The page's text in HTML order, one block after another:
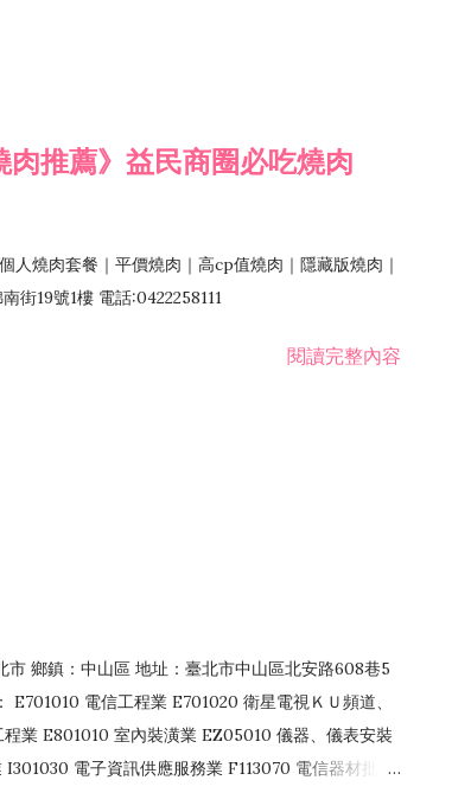
肉推薦》益民商圈必吃燒肉
人燒肉套餐｜平價燒肉｜高cp值燒肉｜隱藏版燒肉｜
街19號1樓 電話:0422258111
閱讀完整內容
鄉鎮：中山區 地址：臺北市中山區北安路608巷5
電信工程業 E701020 衛星電視ＫＵ頻道、
業 E801010 室內裝潢業 EZ05010 儀器、儀表安裝
電子資訊供應服務業 F113070 電信器材批發